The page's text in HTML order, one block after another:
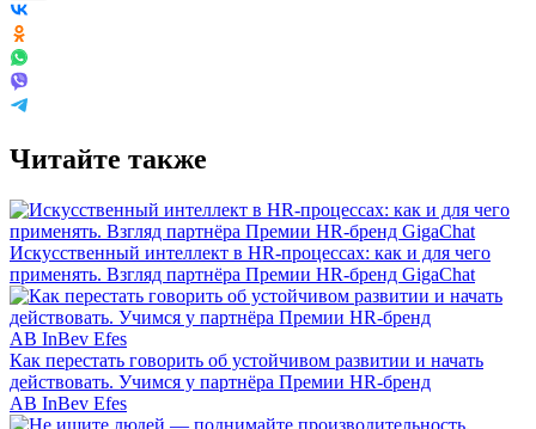
Читайте также
Искусственный интеллект в HR-процессах: как и для чего
применять. Взгляд партнёра Премии HR-бренд GigaChat
Как перестать говорить об устойчивом развитии и начать
действовать. Учимся у партнёра Премии HR-бренд
AB InBev Efes